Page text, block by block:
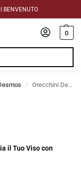
BENVENUTO
0
/ Orecchini Desmos
il Tuo Viso con